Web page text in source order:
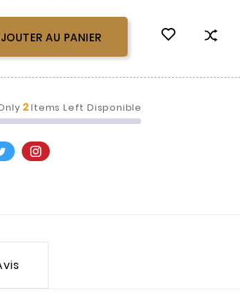
AU PANIER
2Items Left Disponible